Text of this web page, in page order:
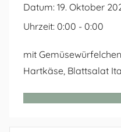
Datum: 19. Oktober
Uhrzeit: 0:00 - 0:00
mit
Hartkäse, Blattsalat